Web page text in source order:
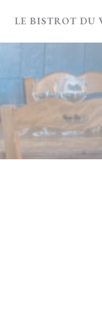
LE BISTROT DU